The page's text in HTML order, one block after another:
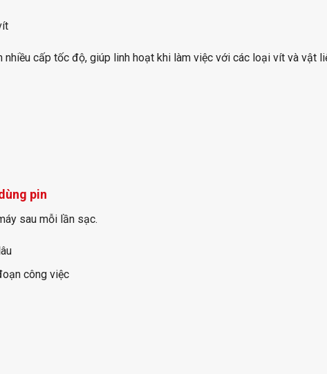
cấp tốc độ, giúp linh hoạt khi làm việc với các loại vít và vật
pin
sau mỗi lần sạc.
công việc